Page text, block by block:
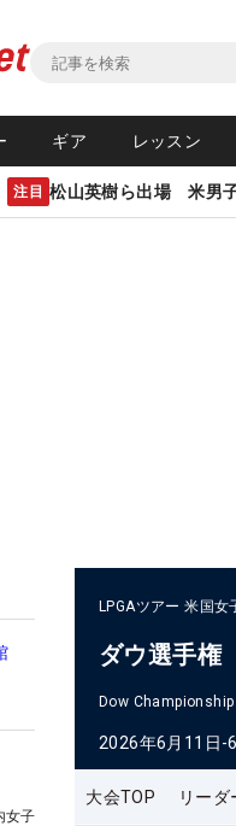
ギア レッスン
注目 松山英樹ら出場 米男
女子
LPGAツアー 米国女
ダウ選手権
Dow Championship
2026年6月11日-
大会TOP リーダ